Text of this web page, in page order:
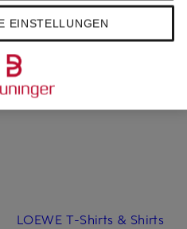
FLAMENCO MINI
CHF 2'090
LOEWE T-Shirts & Shirts
EINSTELLUNGEN